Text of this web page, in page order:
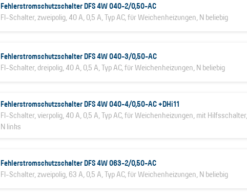
Fehlerstromschutzschalter DFS 4W 040-2/0,50-AC
FI-Schalter, zweipolig, 40 A, 0,5 A, Typ AC, für Weichenheizungen, N beliebig
Fehlerstromschutzschalter DFS 4W 040-3/0,50-AC
FI-Schalter, dreipolig, 40 A, 0,5 A, Typ AC, für Weichenheizungen, N beliebig
Fehlerstromschutzschalter DFS 4W 040-4/0,50-AC +DHi11
FI-Schalter, vierpolig, 40 A, 0,5 A, Typ AC, für Weichenheizungen, mit Hilfsschalter,
N links
Fehlerstromschutzschalter DFS 4W 063-2/0,50-AC
FI-Schalter, zweipolig, 63 A, 0,5 A, Typ AC, für Weichenheizungen, N beliebig